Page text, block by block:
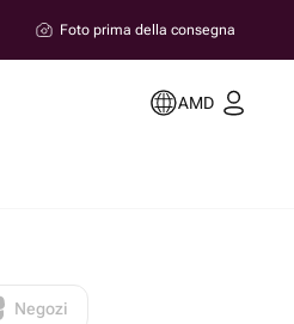
Foto prima della consegna
AMD
Negozi